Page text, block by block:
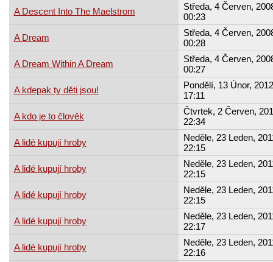
A Descent Into The Maelstrom
Středa, 4 Červen,
00:23
A Dream
Středa, 4 Červen,
00:28
A Dream Within A Dream
Středa, 4 Červen,
00:27
A kdepak ty děti jsou!
Pondělí, 13 Únor,
17:11
A kdo je to člověk
Čtvrtek, 2 Červen,
22:34
A lidé kupují hroby
Neděle, 23 Leden,
22:15
A lidé kupují hroby
Neděle, 23 Leden,
22:15
A lidé kupují hroby
Neděle, 23 Leden,
22:15
A lidé kupují hroby
Neděle, 23 Leden,
22:17
A lidé kupují hroby
Neděle, 23 Leden,
22:16